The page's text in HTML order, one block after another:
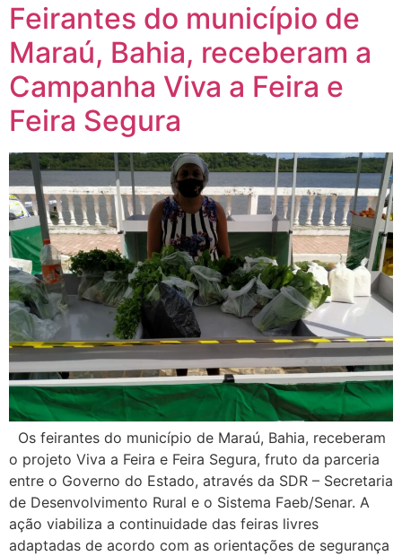
Feirantes do município de
Maraú, Bahia, receberam a
Campanha Viva a Feira e
Feira Segura
Os feirantes do município de Maraú, Bahia, receberam
o projeto Viva a Feira e Feira Segura, fruto da parceria
entre o Governo do Estado, através da SDR – Secretaria
de Desenvolvimento Rural e o Sistema Faeb/Senar. A
ação viabiliza a continuidade das feiras livres
adaptadas de acordo com as orientações de segurança